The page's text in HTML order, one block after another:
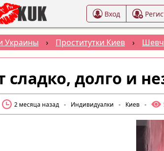
Вход
Украины › Проститутки Киев ›
сладко, долго и
2 месяца назад - Индивидуалки - Киев -